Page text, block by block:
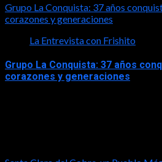
Grupo La Conquista: 37 años
corazones y generaciones
La Entrevista con Frishito
Grupo La Conquista: 37 años
corazones y generaciones